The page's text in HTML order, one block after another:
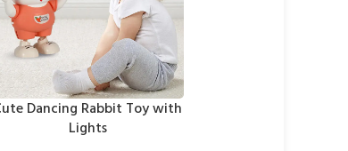
OPTIONS
Dancing Rabbit Toy with
Lights